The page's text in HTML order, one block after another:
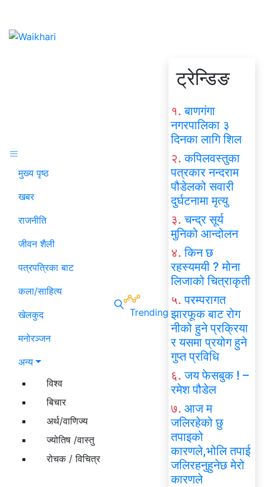
मुख्य पृष्ठ
खबर
राजनीति
जीवन शैली
पत्रपत्रिका बाट
कला/साहित्य
खेलकुद
मनोरञ्जन
अन्य
विश्व
बिचार
अर्थ/वाणिज्य
ज्योतिष /वास्तु
रोचक / विचित्र
Trending
ट्रेन्डिङ
१. बाणगंगा
नगरपालिका ३
दिनका लागि शिल
२. कपिलवस्तुका
पत्रकार नन्दराम
पौडेलको सवारी
दुर्घटनामा मृत्यु
३. चन्द्र सूर्य
मुनिको आन्दोलन
४. किन छ
रहस्यमयी ? मोना
लिजाको चित्राकृती
५. परम्परागत
झारफूक बाट रोग
नीको हुने प्रक्रिया
र यसमा प्रयोग हुने
गुप्त प्रविधि
६. जय फेसबुक ! –
रमेश पौडेल
७. आज म
जलिरहेको छु
तपाइको
कारणले,भोलि तपाई
जलिरहनुहुनेछ मेरो
कारणले